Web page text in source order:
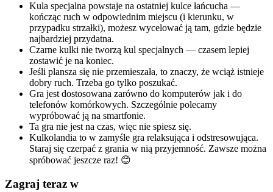
Kula specjalna powstaje na ostatniej kulce łańcucha —
kończąc ruch w odpowiednim miejscu (i kierunku, w
przypadku strzałki), możesz wycelować ją tam, gdzie będzie
najbardziej przydatna.
Czarne kulki nie tworzą kul specjalnych — czasem lepiej
zostawić je na koniec.
Jeśli plansza się nie przemieszała, to znaczy, że wciąż istnieje
dobry ruch. Trzeba go tylko poszukać.
Gra jest dostosowana zarówno do komputerów jak i do
telefonów komórkowych. Szczególnie polecamy
wypróbować ją na smartfonie.
Ta gra nie jest na czas, więc nie spiesz się.
Kulkolandia to w zamyśle gra relaksująca i odstresowująca.
Staraj się czerpać z grania w nią przyjemność. Zawsze można
spróbować jeszcze raz! 😊
Zagraj teraz w